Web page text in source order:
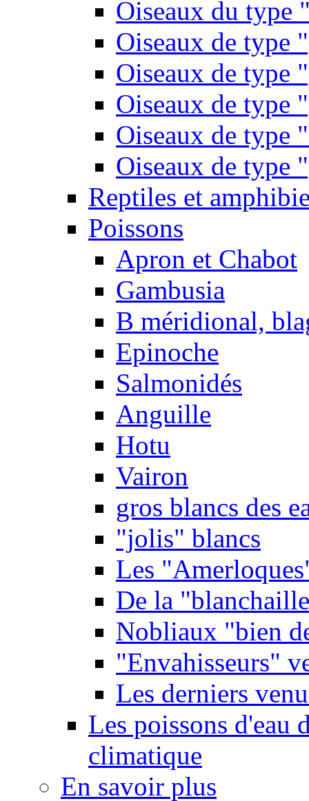
Oiseaux du type
Oiseaux de type
Oiseaux de type
Oiseaux de type
Oiseaux de type
Oiseaux de type
Reptiles et
Poissons
Apron et Chabot
Gambusia
B méridional,
Epinoche
Salmonidés
Anguille
Hotu
Vairon
gros blancs des
"jolis" blancs
Les
De la
Nobliaux "bien
"Envahisseurs"
Les derniers
Les poissons d'eau
climatique
En savoir plus